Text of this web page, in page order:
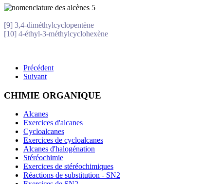
[9] 3,4-diméthylcyclopentène
[10] 4-éthyl-3-méthylcyclohexène
Précédent
Suivant
CHIMIE ORGANIQUE
Alcanes
Exercices d'alcanes
Cycloalcanes
Exercices de cycloalcanes
Alcanes d'halogénation
Stéréochimie
Exercices de stéréochimiques
Réactions de substitution - SN2